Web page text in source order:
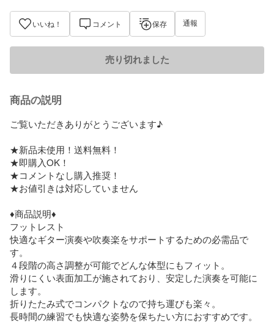
いいね！ コメント 保存 通報
売り切れました
商品の説明
ご覧いただきありがとうございます♪
★新品未使用！送料無料！
★即購入OK！
★コメントなし購入推奨！
★お値引きは対応していません
♦︎商品説明♦︎
フットレスト
快適なギター演奏や吹奏楽をサポートするための必需品で
す。
４段階の高さ調整が可能でどんな体型にもフィット。
滑りにくい表面加工が施されており、安定した演奏を可能に
します。
折りたたみ式でコンパクトなので持ち運びも楽々。
長時間の練習でも快適な姿勢を保ちたい方におすすめです。